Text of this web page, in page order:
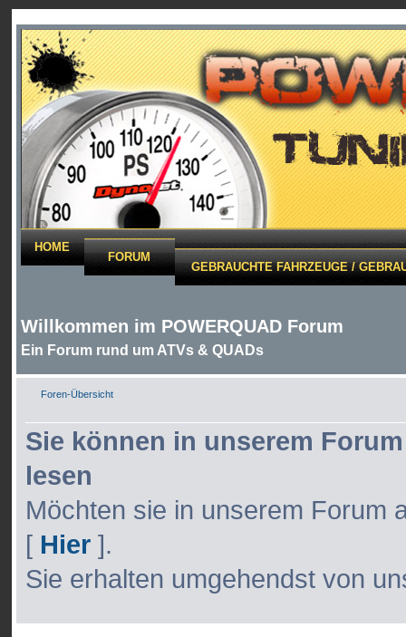
HOME
FORUM
GEBRAUCHTE FAHRZEUGE /
Willkommen im POWERQUAD Forum
Ein Forum rund um ATVs & QUADs
Foren-Übersicht
Sie können in unserem
lesen
Möchten sie in unserem Forum
[ Hier].
Sie erhalten umgehendst von